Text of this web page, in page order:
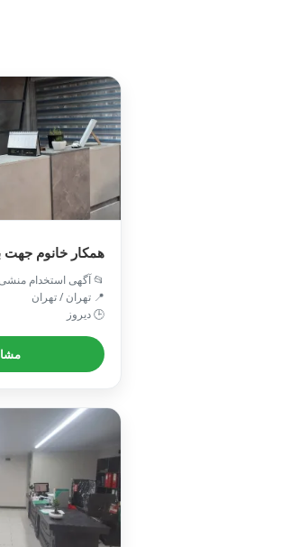
همکار خانوم جهت
📂 آگهی استخدام
📍 تهران / تهران
🕒 دیروز